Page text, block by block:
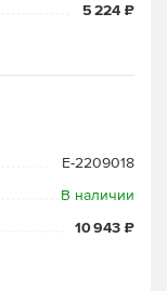
5 224 ₽
E-2209018
В наличии
10 943 ₽